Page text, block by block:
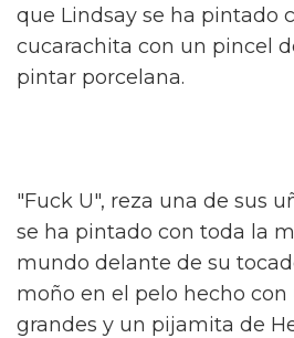
que Lindsay se ha pintado
cucarachita con un pincel
pintar porcelana.
"Fuck U", reza una de sus
se ha pintado con toda la
mundo delante de su
moño en el pelo hecho con
grandes y un pijamita de